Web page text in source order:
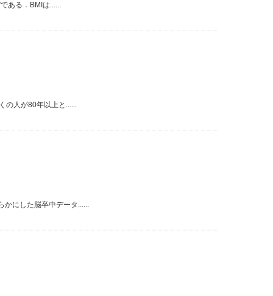
ある．BMIは......
の人が80年以上と......
かにした脳卒中データ......